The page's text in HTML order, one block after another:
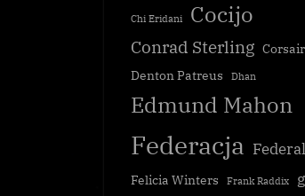
Chi Eridani Cocijo
Conrad Sterling Corsair
Denton Patreus
Dhan
Edmund Mahon
Federacja
Felicia Winters Frank Raddix